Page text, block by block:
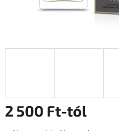
2 500 Ft-tól